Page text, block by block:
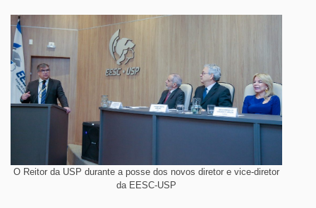
O Reitor da USP durante a posse dos novos diretor e vice-diretor
da EESC-USP